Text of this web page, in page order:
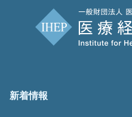
新着情報